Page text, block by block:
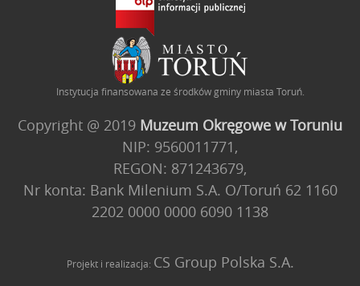
Instytucja finansowana ze środków gminy miasta Toruń.
Copyright @ 2019 Muzeum Okręgowe w Toruniu
NIP: 9560011771,
REGON: 871243679,
Nr konta: Bank Milenium S.A. O/Toruń 62 1160
2202 0000 0000 6090 1138
Projekt i realizacja: CS Group Polska S.A.